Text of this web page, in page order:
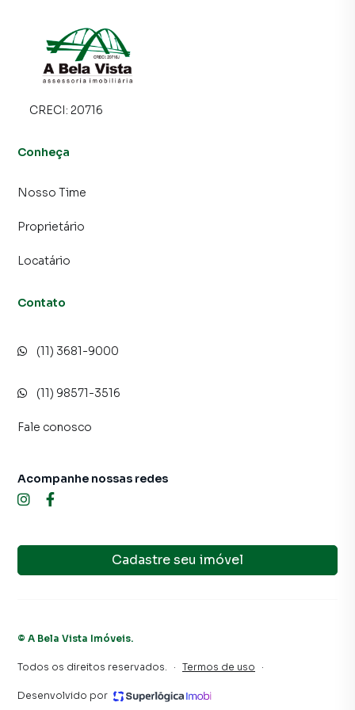
CRECI: 20716
Conheça
Nosso Time
Proprietário
Locatário
Contato
(11) 3681-9000
(11) 98571-3516
Fale conosco
Cadastre seu imóvel
Acompanhe nossas redes
© A Bela Vista Imóveis.
Todos os direitos reservados. · Termos de uso ·
Desenvolvido por